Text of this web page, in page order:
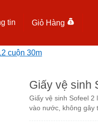
tin Giỏ Hàng
cuộn 30m
Giấy vệ sinh
Giấy vệ sinh Sofeel 2
vào nước, không gây